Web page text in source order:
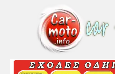
car-moto.info
car-moto.info